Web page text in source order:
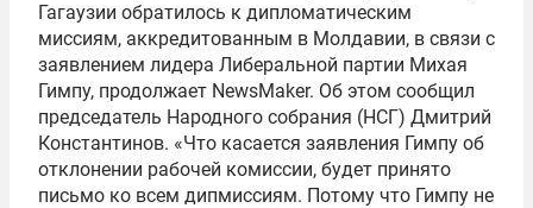
Гагаузии обратилось к дипломатическим
миссиям, аккредитованным в Молдавии, в связи с
заявлением лидера Либеральной партии Михая
Гимпу, продолжает NewsMaker. Об этом сообщил
председатель Народного собрания (НСГ) Дмитрий
Константинов. «Что касается заявления Гимпу об
отклонении рабочей комиссии, будет принято
письмо ко всем дипмиссиям. Потому что Гимпу не